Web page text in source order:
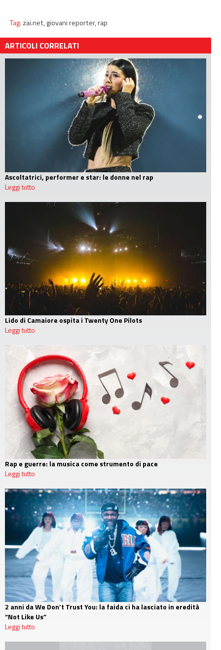
Tag: zai.net,giovani reporter,rap
ARTICOLI CORRELATI
Ascoltatrici, performer e star: le donne nel rap
Leggi tutto
Lido di Camaiore ospita i Twenty One Pilots
Leggi tutto
Rap e guerre: la musica come strumento di pace
Leggi tutto
2 anni da We Don’t Trust You: la faida ci ha lasciato in eredità
“Not Like Us”
Leggi tutto